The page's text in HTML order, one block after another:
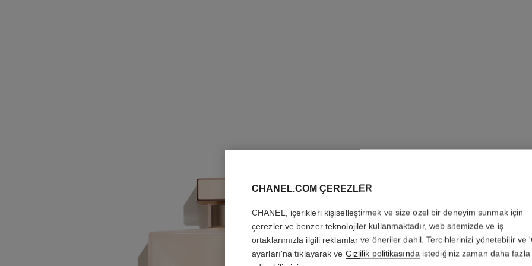
Fragrance Primer
Daha fazla ayrıntı
CHANEL.COM ÇEREZLER
CHANEL, içerikleri kişiselleştirmek ve size özel bir deneyim sunmak için
çerezler ve benzer teknolojiler kullanmaktadır, web sitemizde ve iş
ortaklarımızla ilgili reklamlar ve öneriler dahil. Tercihlerinizi yönetebilir ve
ayarları'na tıklayarak ve Gizlilik politikasındaistediğiniz zaman daha fazla